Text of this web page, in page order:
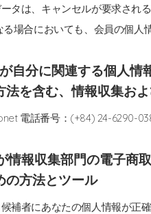
タは、キャンセルが要求され
る場合においても、会員の個
自分に関連する個人
法を含む、情報収集お
電話番号：(+84) 24-6290-
情報収集部門の電子商
の方法とツール
補者にあなたの個人情報が正